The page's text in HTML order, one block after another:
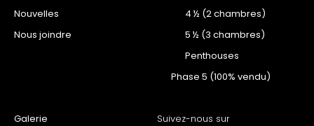
Nouvelles
Nous joindre
4 ½ (2 chambres)
5 ½ (3 chambres)
Penthouses
Phase 5 (100% vendu)
Galerie
Suivez-nous sur